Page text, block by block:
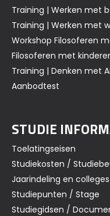
Training | Werken met
Training | Werken met
Workshop Filosoferen
Filosoferen met
Training | Denken met AI
Aanbodtest
STUDIE
Toelatingseisen
Studiekosten /
Jaarindeling en
Studiepunten / Stage
Studiegidsen /